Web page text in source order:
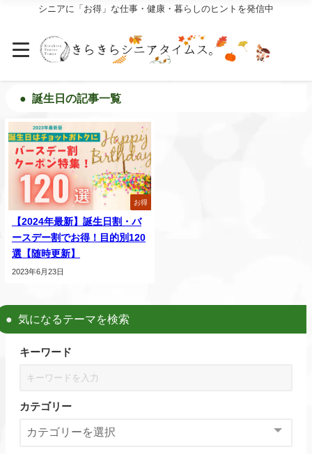
シニアに「お得」な仕事・健康・暮らしのヒントを発信中
誕生日の記事一覧
お得
【2024年最新】誕生日割・バ
ースデー割でお得！目的別120
選【随時更新】
2023年6月23日
気になるテーマを検索
キーワード
カテゴリー